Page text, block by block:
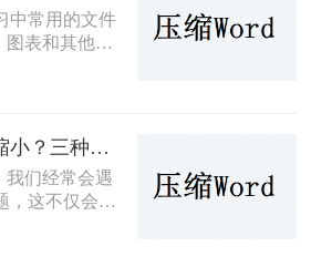
中常用的文件
图表和其他媒
会迅速增
占用存储空
法可以压缩
那么Word文
本文将介绍几
word文档过大怎么缩小？三种值得收藏的压缩方法推荐给大家！
我们经常会遇
，这不仅会占
在传输和共
那么word文